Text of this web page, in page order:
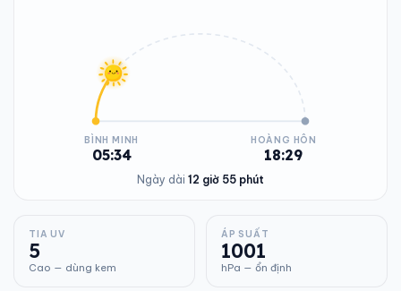
BÌNH MINH
05:34
HOÀNG HÔN
18:29
Ngày dài 12 giờ 55 phút
TIA UV
5
Cao — dùng kem
ÁP SUẤT
1001
hPa — ổn định